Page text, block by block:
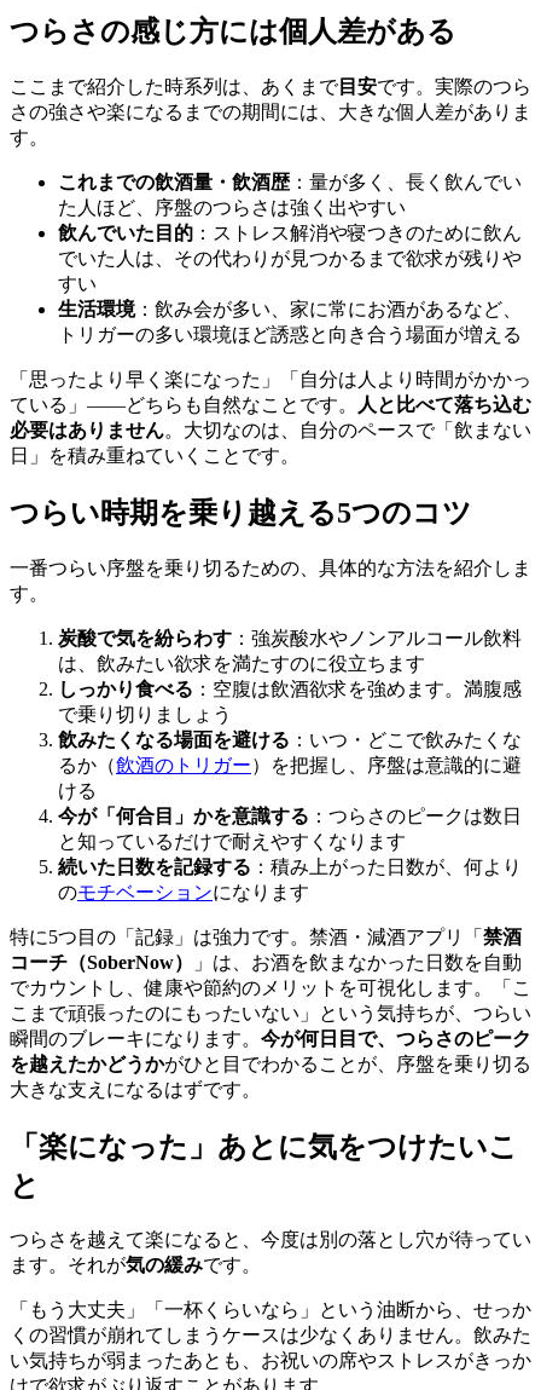
つらさの感じ方には個人差がある
ここまで紹介した時系列は、あくまで目安です。実際のつら
さの強さや楽になるまでの期間には、大きな個人差がありま
す。
これまでの飲酒量・飲酒歴：量が多く、長く飲んでい
た人ほど、序盤のつらさは強く出やすい
飲んでいた目的 ：ストレス解消や寝つきのために飲ん
でいた人は、その代わりが見つかるまで欲求が残りや
すい
生活環境：飲み会が多い、家に常にお酒があるなど、
トリガーの多い環境ほど誘惑と向き合う場面が増える
「思ったより早く楽になった」「自分は人より時間がかかっ
ている」——どちらも自然なことです。
人と比べて落ち込む
必要はありません。大切なのは、自分のペースで「飲まない
日」を積み重ねていくことです。
つらい時期を乗り越える5つのコツ
一番つらい序盤を乗り切るための、具体的な方法を紹介しま
す。
炭酸で気を紛らわす ：強炭酸水やノンアルコール飲料
は、飲みたい欲求を満たすのに役立ちます
しっかり食べる ：空腹は飲酒欲求を強めます。満腹感
で乗り切りましょう
飲みたくなる場面を避ける ：いつ・どこで飲みたくな
るか（飲酒のトリガー）を把握し、序盤は意識的に避
ける
今が「何合目」かを意識する ：つらさのピークは数日
と知っているだけで耐えやすくなります
続いた日数を記録する ：積み上がった日数が、何より
のモチベーションになります
特に5つ目の「記録」は強力です。禁酒・減酒アプリ「 禁酒
コーチ（SoberNow）
」は、お酒を飲まなかった日数を自動
でカウントし、健康や節約のメリットを可視化します。「こ
こまで頑張ったのにもったいない」という気持ちが、つらい
瞬間のブレーキになります。 今が何日目で、つらさのピーク
を越えたかどうかがひと目でわかることが、序盤を乗り切る
大きな支えになるはずです。
「楽になった」あとに気をつけたいこ
と
つらさを越えて楽になると、今度は別の落とし穴が待ってい
ます。それが気の緩みです。
「もう大丈夫」「一杯くらいなら」という油断から、せっか
くの習慣が崩れてしまうケースは少なくありません。飲みた
い気持ちが弱まったあとも、お祝いの席やストレスがきっか